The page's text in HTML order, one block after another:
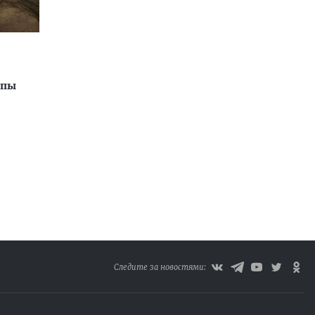
Следите за новостями: